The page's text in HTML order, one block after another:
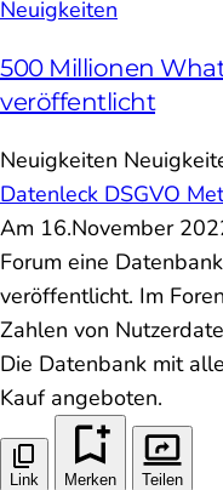
Neuigkeiten
500 Millionen
veröffentlicht
Neuigkeiten
Datenleck DSGVO
Am 16.November
Forum eine
veröffentlicht. Im
Zahlen von
Die Datenbank mit
Kauf angeboten.
Link Merken Teilen